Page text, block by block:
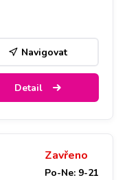
Navigovat
Detail
Zavřeno
Po-Ne: 9-21